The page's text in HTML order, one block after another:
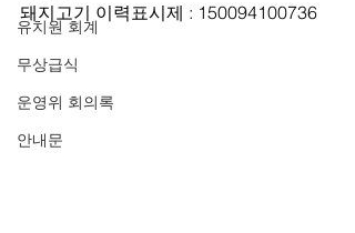
유치원 회계
무상급식
운영위 회의록
안내문
돼지고기 이력표시제 : 150094100736